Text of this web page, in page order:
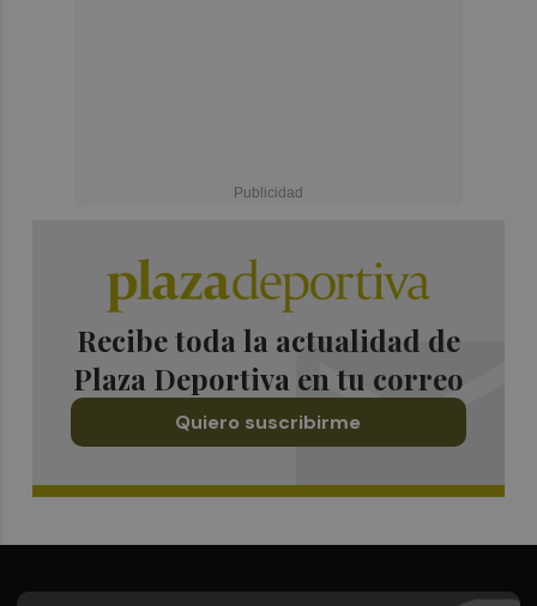
Recibe toda la actualidad de
Plaza Deportiva en tu correo
Quiero suscribirme